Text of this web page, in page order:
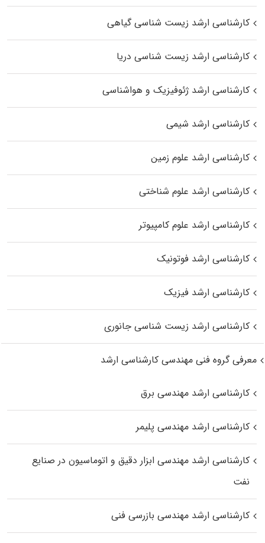
کارشناسی ارشد زیست‌ شناسی گیاهی
کارشناسی ارشد زیست‌ شناسی دریا
کارشناسی ارشد ژئوفیزیک و هواشناسی
کارشناسی ارشد شیمی
کارشناسی ارشد علوم زمین
کارشناسی ارشد علوم شناختی
کارشناسی ارشد علوم کامپیوتر
کارشناسی ارشد فوتونیک
کارشناسی ارشد فیزیک
کارشناسی ارشد زیست‌ شناسی جانوری
معرفی گروه فنی مهندسی کارشناسی ارشد
کارشناسی ارشد مهندسی برق
کارشناسی ارشد مهندسی پلیمر
کارشناسی ارشد مهندسی ابزار دقیق و اتوماسیون در صنایع
نفت
کارشناسی ارشد مهندسی بازرسی فنی